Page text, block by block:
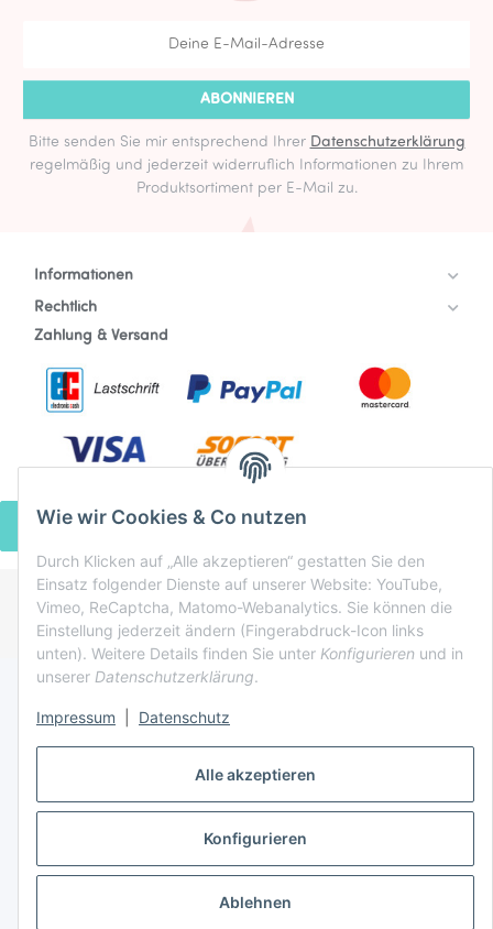
Alle akzeptieren
Konfigurieren
Ablehnen
Wie wir Cookies & Co nutzen
Durch Klicken auf „Alle akzeptieren“ gestatten Sie den
Einsatz folgender Dienste auf unserer Website: YouTube,
Vimeo, ReCaptcha, Matomo-Webanalytics. Sie können die
Einstellung jederzeit ändern (Fingerabdruck-Icon links
unten). Weitere Details finden Sie unter Konfigurieren und in
unserer Datenschutzerklärung.
Impressum Datenschutz
ABONNIEREN
Bitte senden Sie mir entsprechend Ihrer Datenschutzerklärung
regelmäßig und jederzeit widerruflich Informationen zu Ihrem
Produktsortiment per E-Mail zu.
Informationen
Rechtlich
Zahlung & Versand
VERTRAG WIDERRUFEN
* Alle Preise inkl. gesetzlicher USt., zzgl. Versand
JTL-Shop